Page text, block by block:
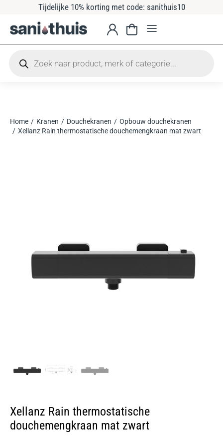
Tijdelijke 10% korting met code: sanithuis10
Je bent hier:
Home Kranen Douchekranen
Opbouw douchekranen
Xellanz Rain thermostatische douchemengkraan mat zwart
Xellanz Rain thermostatische
douchemengkraan mat zwart